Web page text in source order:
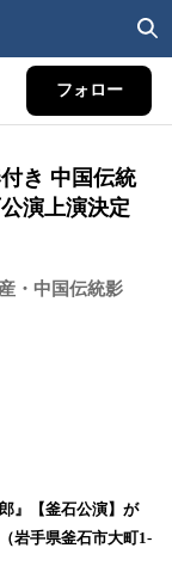
フォロー
き 中国伝統
公演上演決定
・中国伝統影
』【釜石公演】が
岩手県釜石市大町1-